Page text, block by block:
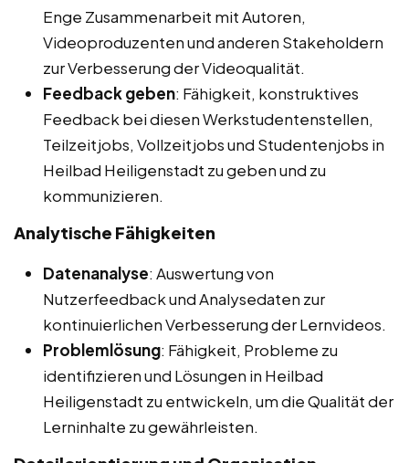
Enge Zusammenarbeit mit Autoren,
Videoproduzenten und anderen Stakeholdern
zur Verbesserung der Videoqualität.
Feedback geben: Fähigkeit, konstruktives
Feedback bei diesen Werkstudentenstellen,
Teilzeitjobs, Vollzeitjobs und Studentenjobs in
Heilbad Heiligenstadt zu geben und zu
kommunizieren.
Analytische Fähigkeiten
Datenanalyse: Auswertung von
Nutzerfeedback und Analysedaten zur
kontinuierlichen Verbesserung der Lernvideos.
Problemlösung: Fähigkeit, Probleme zu
identifizieren und Lösungen in Heilbad
Heiligenstadt zu entwickeln, um die Qualität der
Lerninhalte zu gewährleisten.